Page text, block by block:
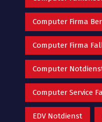
Computer Firma
Computer Firma
Computer
Computer Service
EDV Notdienst